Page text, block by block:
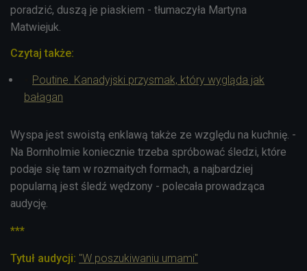
poradzić, duszą je piaskiem - tłumaczyła Martyna
Matwiejuk.
Czytaj także:
Poutine. Kanadyjski przysmak, który wygląda jak
bałagan
Wyspa jest swoistą enklawą także ze względu na kuchnię. -
Na Bornholmie koniecznie trzeba spróbować śledzi, które
podaje się tam w rozmaitych formach, a najbardziej
popularną jest śledź wędzony - polecała prowadząca
audycję.
***
Tytuł audycji: "W poszukiwaniu umami"